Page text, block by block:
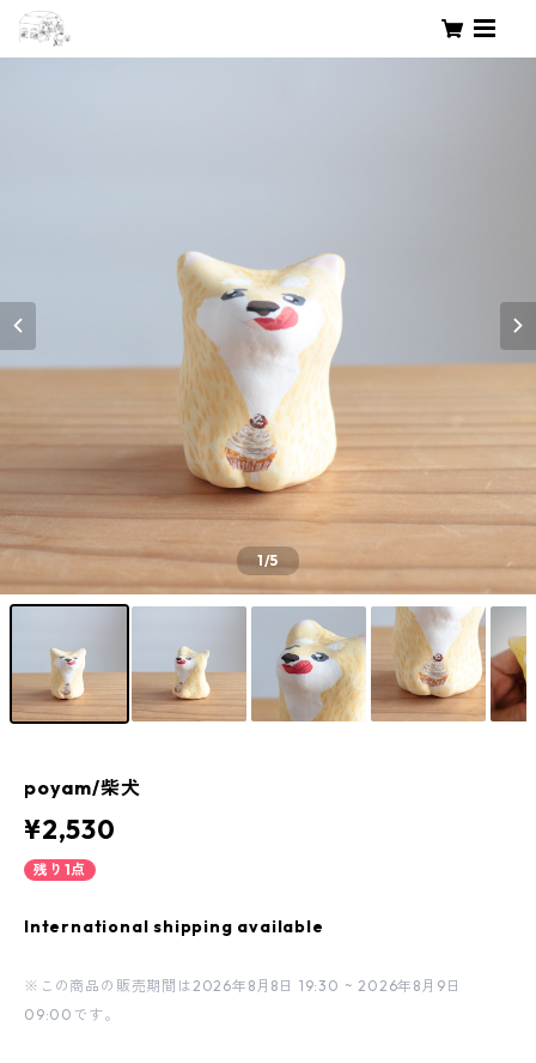
1/5
poyam/柴犬
¥2,530
残り1点
International shipping available
※この商品の販売期間は2026年8月8日 19:30 ~ 2026年8月9日
09:00です。